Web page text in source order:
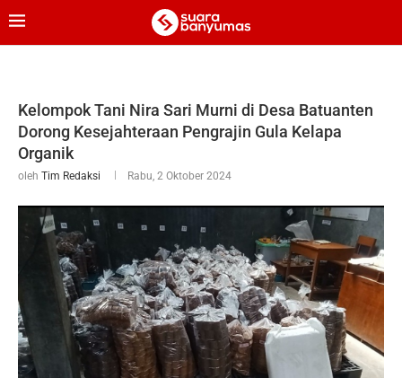
Kelompok Tani Nira Sari Murni di Desa Batuanten
Dorong Kesejahteraan Pengrajin Gula Kelapa
Organik
oleh Tim Redaksi Rabu, 2 Oktober 2024